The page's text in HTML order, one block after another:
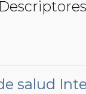
salud